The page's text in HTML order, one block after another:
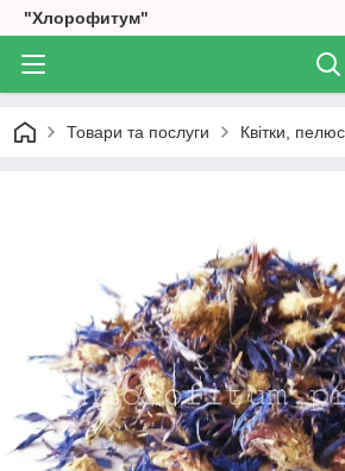
"Хлорофитум"
Товари та послуги Квітки,